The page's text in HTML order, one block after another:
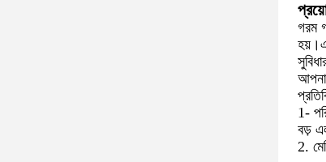
গরম
1-
বড়
2.